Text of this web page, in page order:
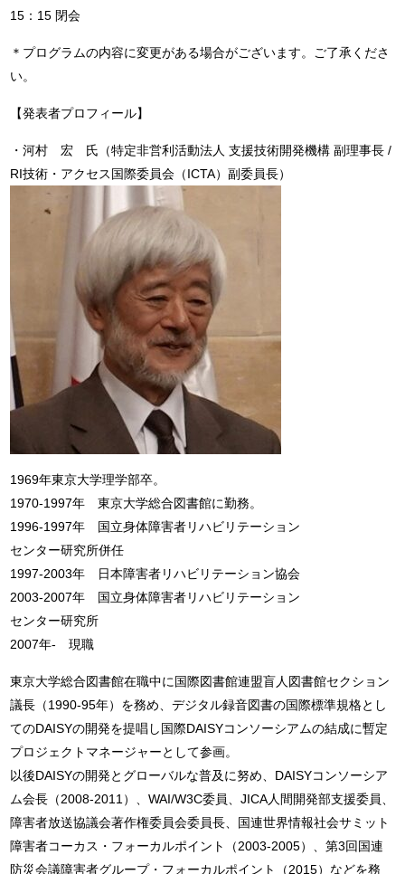
15：15 閉会
＊プログラムの内容に変更がある場合がございます。ご了承くださ
い。
【発表者プロフィール】
・河村 宏 氏（特定非営利活動法人 支援技術開発機構 副理事長 /
RI技術・アクセス国際委員会（ICTA）副委員長）
1969年東京大学理学部卒。
1970-1997年 東京大学総合図書館に勤務。
1996-1997年 国立身体障害者リハビリテーション
センター研究所併任
1997-2003年 日本障害者リハビリテーション協会
2003-2007年 国立身体障害者リハビリテーション
センター研究所
2007年- 現職
東京大学総合図書館在職中に国際図書館連盟盲人図書館セクション
議長（1990-95年）を務め、デジタル録音図書の国際標準規格とし
てのDAISYの開発を提唱し国際DAISYコンソーシアムの結成に暫定
プロジェクトマネージャーとして参画。
以後DAISYの開発とグローバルな普及に努め、DAISYコンソーシア
ム会長（2008-2011）、WAI/W3C委員、JICA人間開発部支援委員、
障害者放送協議会著作権委員会委員長、国連世界情報社会サミット
障害者コーカス・フォーカルポイント（2003-2005）、第3回国連
防災会議障害者グループ・フォーカルポイント（2015）などを務